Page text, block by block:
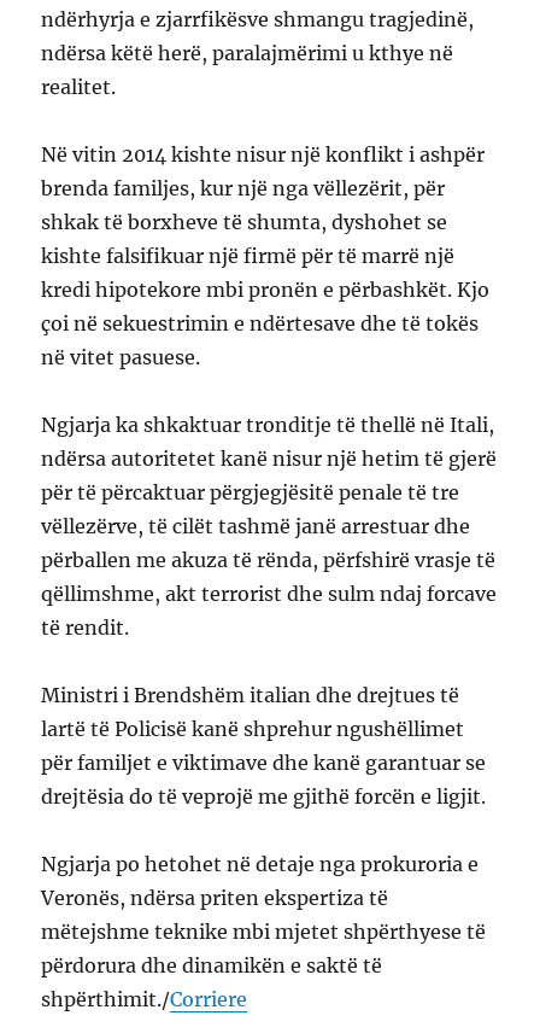
ndërhyrja e zjarrfikësve shmangu tragjedinë,
ndërsa këtë herë, paralajmërimi u kthye në
realitet.
Në vitin 2014 kishte nisur një konflikt i ashpër
brenda familjes, kur një nga vëllezërit, për
shkak të borxheve të shumta, dyshohet se
kishte falsifikuar një firmë për të marrë një
kredi hipotekore mbi pronën e përbashkët. Kjo
çoi në sekuestrimin e ndërtesave dhe të tokës
në vitet pasuese.
Ngjarja ka shkaktuar tronditje të thellë në Itali,
ndërsa autoritetet kanë nisur një hetim të gjerë
për të përcaktuar përgjegjësitë penale të tre
vëllezërve, të cilët tashmë janë arrestuar dhe
përballen me akuza të rënda, përfshirë vrasje të
qëllimshme, akt terrorist dhe sulm ndaj forcave
të rendit.
Ministri i Brendshëm italian dhe drejtues të
lartë të Policisë kanë shprehur ngushëllimet
për familjet e viktimave dhe kanë garantuar se
drejtësia do të veprojë me gjithë forcën e ligjit.
Ngjarja po hetohet në detaje nga prokuroria e
Veronës, ndërsa priten ekspertiza të
mëtejshme teknike mbi mjetet shpërthyese të
përdorura dhe dinamikën e saktë të
shpërthimit./Corriere